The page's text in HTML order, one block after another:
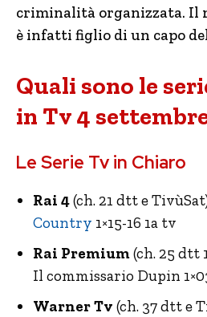
criminalità organizzata. Il
è infatti figlio di un capo
Quali sono le
in Tv 4
Le Serie Tv in Chiaro
Rai 4(ch. 21 dtt e
Country 1×15-16 1a tv
Rai Premium(ch. 25 dtt
Il commissario Dupin
Warner Tv (ch. 37 dtt e